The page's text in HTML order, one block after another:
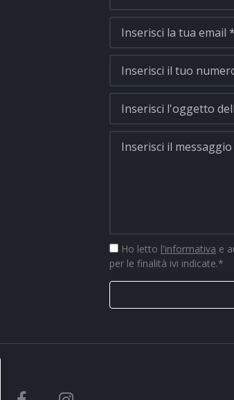
Ho letto l'informativa e
per le finalità ivi indicate.*